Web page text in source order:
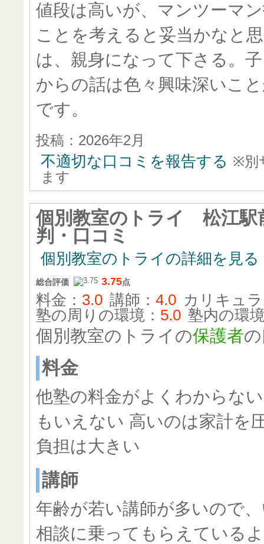
値段は高いが、マンツーマ
ことを考えると妥当かなと
は、親身になって下さる。
からの話は色々興味深いこ
です。
投稿：2026年2月
不適切な口コミを報告する ※別
ます
個別教室のトライ 松江駅
判・口コミ
個別教室のトライの詳細を見る
総合評価 3.75点
料金： 3.0 講師： 4.0 カリキュ
塾の周りの環境： 5.0 塾内の環
個別教室のトライの保護者
料金
他塾の料金がよくわからな
もいえない 高いのは家計を
負担は大きい
講師
年齢が若い講師が多いので
相談に乗ってもらえている